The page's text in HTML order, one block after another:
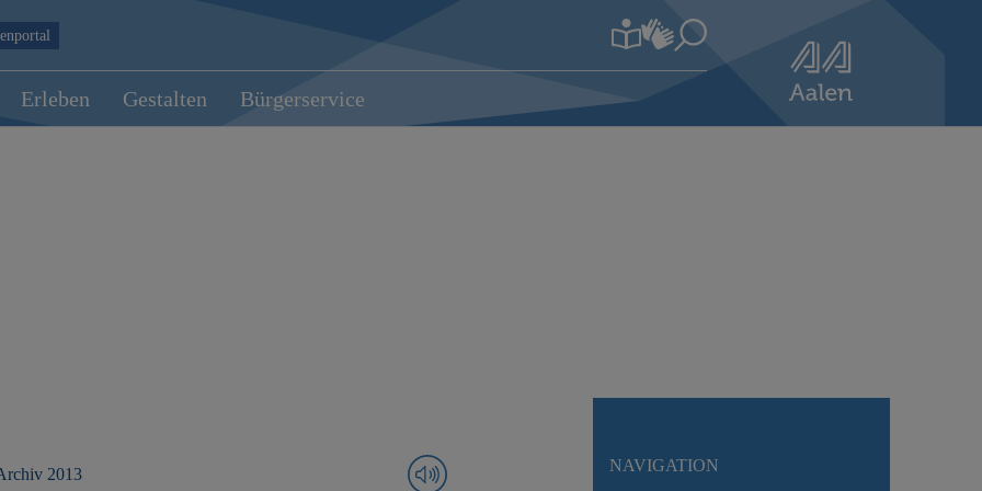
Erleben Gestalten Bürgerservice
2013 NAVIGATION